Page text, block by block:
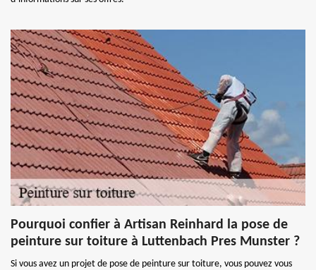
Pourquoi confier à Artisan Reinhard la pose de
peinture sur toiture à Luttenbach Pres Munster ?
Si vous avez un projet de pose de peinture sur toiture, vous pouvez vous